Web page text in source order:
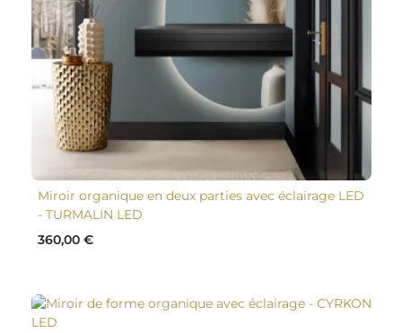
Miroir organique en deux parties avec éclairage LED
- TURMALIN LED
360,00 €